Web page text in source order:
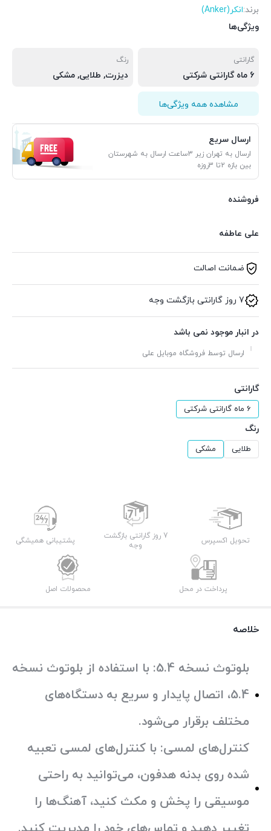
برند:انکر(Anker)
ویژگی‌ها
گارانتی
6 ماه گارانتی شرکتی
رنگ
دیزرت, طلایی, مشکی
مشاهده همه ویژگی‌ها
ارسال سریع
ارسال به تهران زیر 3ساعت ارسال به شهرستان
بین بازه 2تا 3روزه
فروشنده
علی عاطفه
ضمانت اصالت
7 روز گارانتی بازگشت وجه
در انبار موجود نمی باشد
ارسال توسط فروشگاه موبایل علی
گارانتی
6 ماه گارانتی شرکتی
رنگ
طلایی مشکی
تحویل اکسپرس
7 روز گارانتی بازگشت
وجه
پشتیبانی همیشگی
پرداخت در محل محصولات اصل
خلاصه
بلوتوث نسخه 5.4:
با استفاده از بلوتوث نسخه
5.4، اتصال پایدار و سریع به دستگاه‌های
مختلف برقرار می‌شود.
کنترل‌های لمسی: با کنترل‌های لمسی تعبیه
شده روی بدنه هدفون، می‌توانید به راحتی
موسیقی را پخش و مکث کنید، آهنگ‌ها را